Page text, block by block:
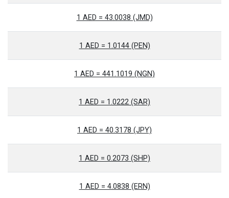
1 AED = 43.0038 (JMD)
1 AED = 1.0144 (PEN)
1 AED = 441.1019 (NGN)
1 AED = 1.0222 (SAR)
1 AED = 40.3178 (JPY)
1 AED = 0.2073 (SHP)
1 AED = 4.0838 (ERN)